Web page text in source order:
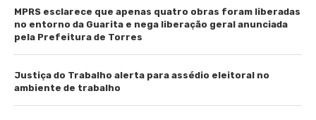
MPRS esclarece que apenas quatro obras foram liberadas
no entorno da Guarita e nega liberação geral anunciada
pela Prefeitura de Torres
Justiça do Trabalho alerta para assédio eleitoral no
ambiente de trabalho